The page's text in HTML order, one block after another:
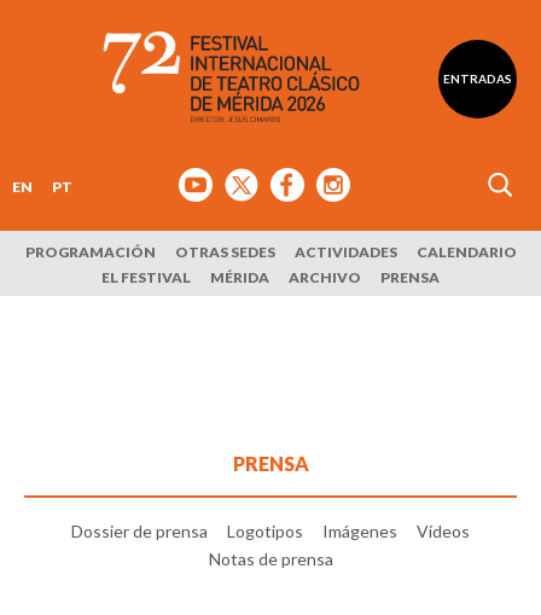
ENTRADAS
EN PT
PROGRAMACIÓN OTRAS SEDES ACTIVIDADES
CALENDARIO
EL FESTIVAL
MÉRIDA ARCHIVO PRENSA
PRENSA
Dossier de prensa Logotipos Imágenes
Vídeos
Notas de prensa